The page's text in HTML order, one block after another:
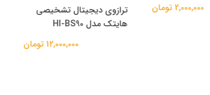
2,000,000 تومان
ترازوی دیجیتال تشخیصی
هایتک مدل HI-BS90
12,000,000 تومان